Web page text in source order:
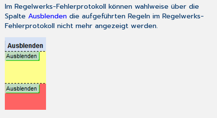
Im Regelwerks-Fehlerprotokoll können wahlweise über die
SpalteAusblenden die aufgeführten Regeln im Regelwerks-
Fehlerprotokoll nicht mehr angezeigt werden.